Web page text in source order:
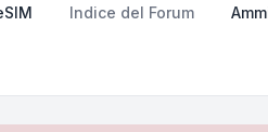
Indice del Forum